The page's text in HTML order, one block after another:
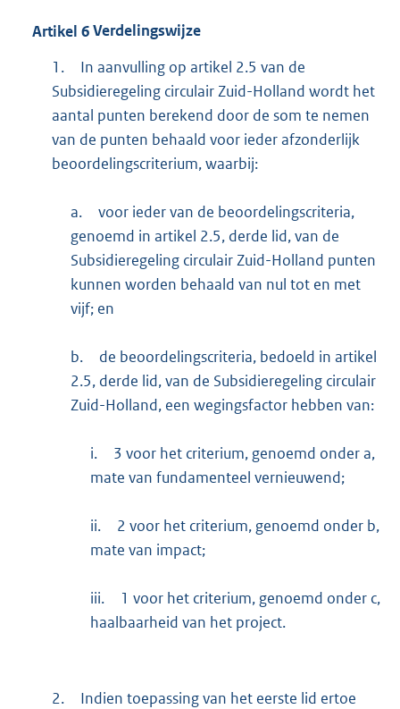
Artikel 6Verdelingswijze
1.
In aanvulling op artikel 2.5 van de
Subsidieregeling circulair Zuid-Holland wordt het
aantal punten berekend door de som te nemen
van de punten behaald voor ieder afzonderlijk
beoordelingscriterium, waarbij:
a.
voor ieder van de beoordelingscriteria,
genoemd in artikel 2.5, derde lid, van de
Subsidieregeling circulair Zuid-Holland punten
kunnen worden behaald van nul tot en met
vijf; en
b.
de beoordelingscriteria, bedoeld in artikel
2.5, derde lid, van de Subsidieregeling circulair
Zuid-Holland, een wegingsfactor hebben van:
i.
3 voor het criterium, genoemd onder a,
mate van fundamenteel vernieuwend;
ii.
2 voor het criterium, genoemd onder b,
mate van impact;
iii.
1 voor het criterium, genoemd onder c,
haalbaarheid van het project.
2.
Indien toepassing van het eerste lid ertoe